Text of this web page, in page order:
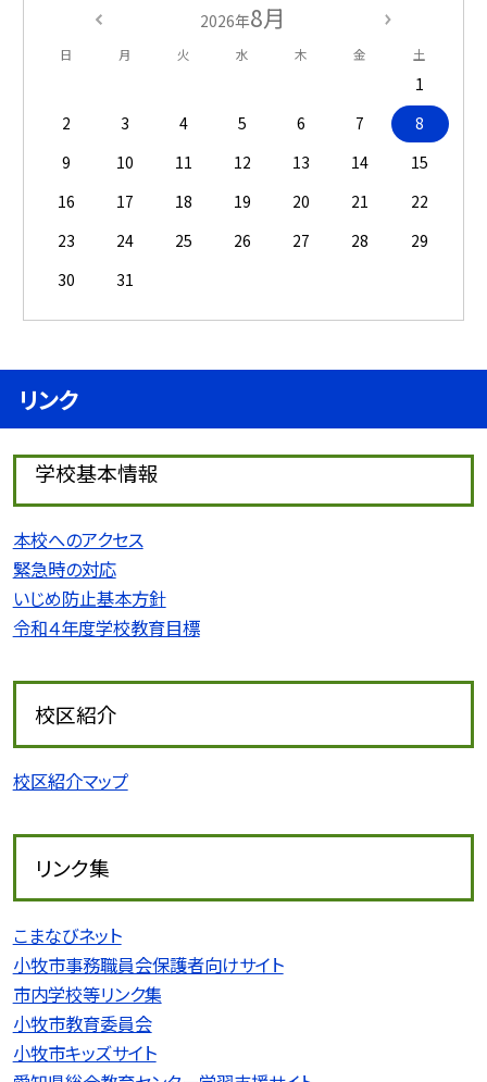
2026年8月
日 月 火 水 木 金 土
1
2
3 4 5 6 7
8
9
10 11 12 13 14
15
16
17 18 19 20 21
22
23
24 25 26 27 28
29
30
31
リンク
学校基本情報
本校へのアクセス
緊急時の対応
いじめ防止基本方針
令和４年度学校教育目標
校区紹介
校区紹介マップ
リンク集
こまなびネット
小牧市事務職員会保護者向けサイト
市内学校等リンク集
小牧市教育委員会
小牧市キッズサイト